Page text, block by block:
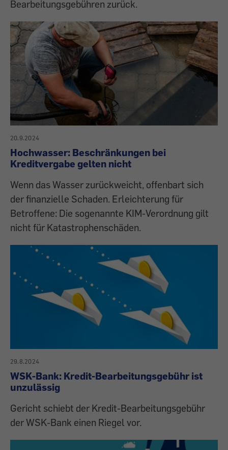
Bearbeitungsgebühren zurück.
20.9.2024
Hochwasser: Beschränkungen bei
Kreditvergabe gelten nicht
Wenn das Wasser zurückweicht, offenbart sich
der finanzielle Schaden. Erleichterung für
Betroffene: Die sogenannte KIM-Verordnung gilt
nicht für Katastrophenschäden.
29.8.2024
WSK-Bank: Kredit-Bearbeitungsgebühr ist
unzulässig
Gericht schiebt der Kredit-Bearbeitungsgebühr
der WSK-Bank einen Riegel vor.